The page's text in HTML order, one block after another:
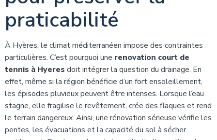
praticabilité
À Hyères, le climat méditerranéen impose des contraintes
particulières. C’est pourquoi une renovation court de
tennis à Hyeres doit intégrer la question du drainage. En
effet, même si la région bénéficie d’un fort ensoleillement,
les épisodes pluvieux peuvent être intenses. Lorsque l’eau
stagne, elle fragilise le revêtement, crée des flaques et rend
le terrain dangereux. Ainsi, une rénovation sérieuse vérifie les
pentes, les évacuations et la capacité du sol à sécher